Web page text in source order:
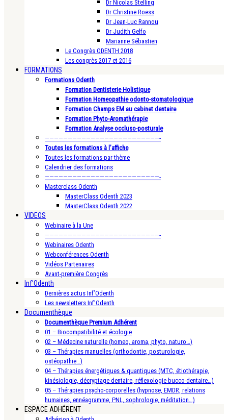
Dr Nicolas Stelling
Dr Christine Roess
Dr Jean-Luc Rannou
Dr Judith Gelfo
Marianne Sébastien
Le Congrès ODENTH 2018
Les congrès 2017 et 2016
FORMATIONS
Formations Odenth
Formation Dentisterie Holistique
Formation Homeopathie odonto-stomatologique
Formation Champs EM au cabinet dentaire
Formation Phyto-Aromathérapie
Formation Analyse occluso-posturale
—————————————————————————-
Toutes les formations à l’affiche
Toutes les formations par thème
Calendrier des formations
—————————————————————————-
Masterclass Odenth
MasterClass Odenth 2023
MasterClass Odenth 2022
VIDEOS
Webinaire à la Une
—————————————————————————-
Webinaires Odenth
Webconférences Odenth
Vidéos Partenaires
Avant-première Congrès
Inf’Odenth
Dernières actus Inf’Odenth
Les newsletters Inf’Odenth
Documenthèque
Documenthèque Premium Adhérent
01 – Biocompatibilité et écologie
02 – Médecine naturelle (homeo, aroma, phyto, naturo…)
03 – Thérapies manuelles (orthodontie, posturologie,
ostéopathie…)
04 – Thérapies énergétiques & quantiques (MTC, étiothérapie,
kinésiologie, décryptage dentaire, réflexologie bucco-dentaire…)
05 – Thérapies psycho-corporelles (hypnose, EMDR, relations
humaines, ennéagramme, PNL, sophrologie, méditation…)
ESPACE ADHÉRENT